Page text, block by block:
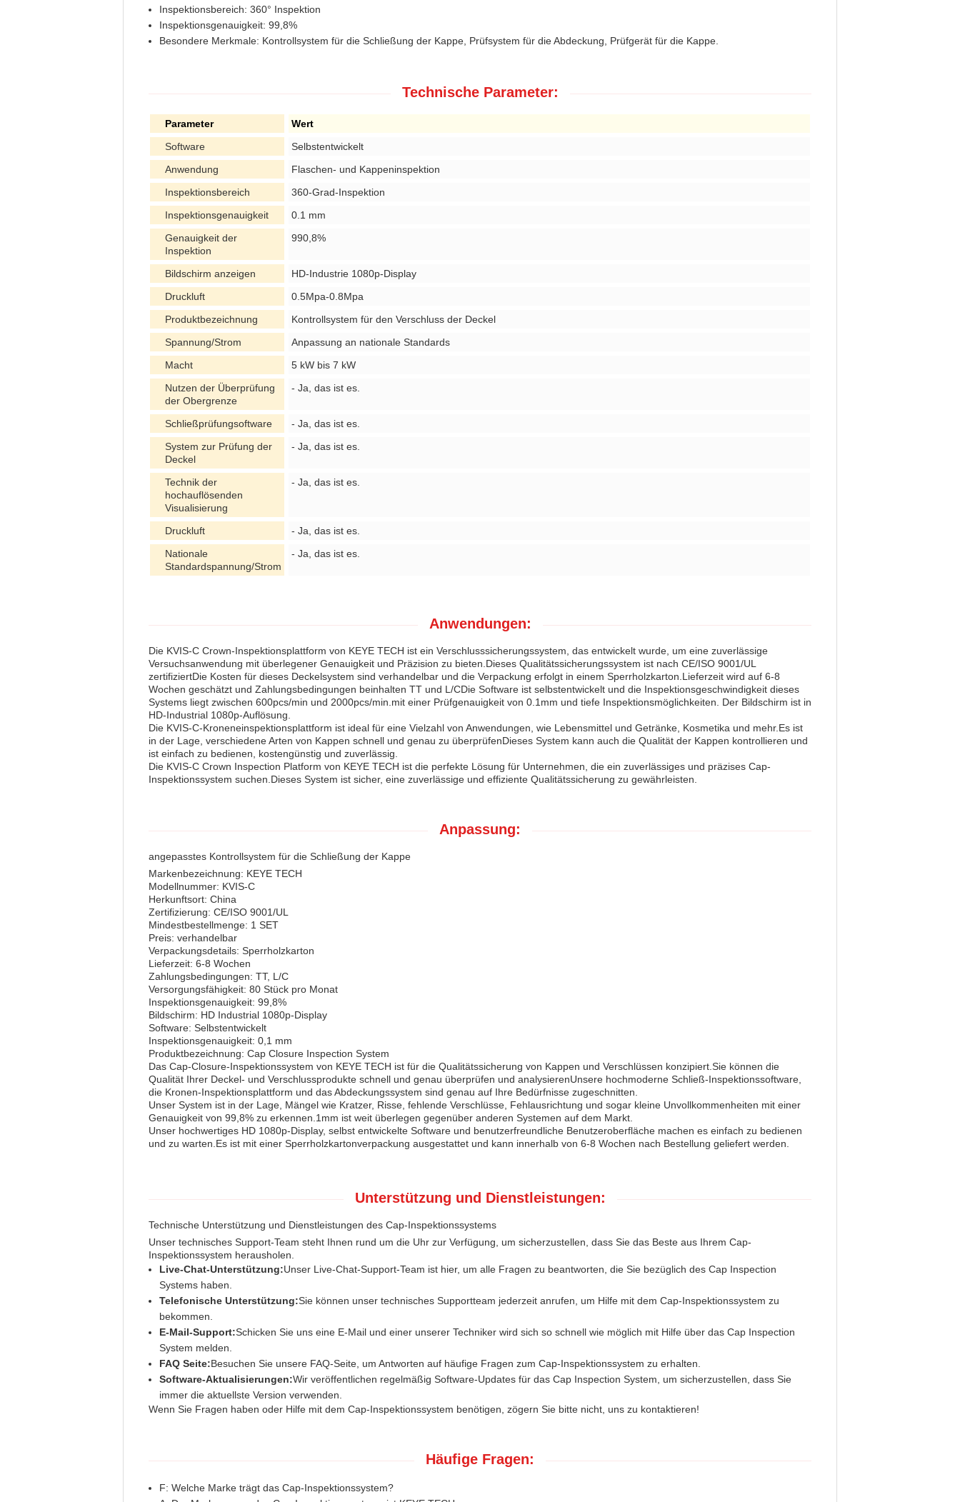
Inspektionsbereich: 360° Inspektion
Inspektionsgenauigkeit: 99,8%
Besondere Merkmale: Kontrollsystem für die Schließung der Kappe, Prüfsystem für die Abdeckung, Prüfgerät für die Kappe.
Technische Parameter:
Parameter
Wert
Software
Selbstentwickelt
Anwendung
Flaschen- und Kappeninspektion
Inspektionsbereich
360-Grad-Inspektion
Inspektionsgenauigkeit
0.1 mm
Genauigkeit der
Inspektion
990,8%
Bildschirm anzeigen
HD-Industrie 1080p-Display
Druckluft
0.5Mpa-0.8Mpa
Produktbezeichnung
Kontrollsystem für den Verschluss der Deckel
Spannung/Strom
Anpassung an nationale Standards
Macht
5 kW bis 7 kW
Nutzen der Überprüfung
der Obergrenze
- Ja, das ist es.
Schließprüfungsoftware
- Ja, das ist es.
System zur Prüfung der
Deckel
- Ja, das ist es.
Technik der
hochauflösenden
Visualisierung
- Ja, das ist es.
Druckluft
- Ja, das ist es.
Nationale
Standardspannung/Strom
- Ja, das ist es.
Anwendungen:
Die KVIS-C Crown-Inspektionsplattform von KEYE TECH ist ein Verschlusssicherungssystem, das entwickelt wurde, um eine zuverlässige
Versuchsanwendung mit überlegener Genauigkeit und Präzision zu bieten.Dieses Qualitätssicherungssystem ist nach CE/ISO 9001/UL
zertifiziertDie Kosten für dieses Deckelsystem sind verhandelbar und die Verpackung erfolgt in einem Sperrholzkarton.Lieferzeit wird auf 6-8
Wochen geschätzt und Zahlungsbedingungen beinhalten TT und L/CDie Software ist selbstentwickelt und die Inspektionsgeschwindigkeit dieses
Systems liegt zwischen 600pcs/min und 2000pcs/min.mit einer Prüfgenauigkeit von 0.1mm und tiefe Inspektionsmöglichkeiten. Der Bildschirm ist in
HD-Industrial 1080p-Auflösung.
Die KVIS-C-Kroneneinspektionsplattform ist ideal für eine Vielzahl von Anwendungen, wie Lebensmittel und Getränke, Kosmetika und mehr.Es ist
in der Lage, verschiedene Arten von Kappen schnell und genau zu überprüfenDieses System kann auch die Qualität der Kappen kontrollieren und
ist einfach zu bedienen, kostengünstig und zuverlässig.
Die KVIS-C Crown Inspection Platform von KEYE TECH ist die perfekte Lösung für Unternehmen, die ein zuverlässiges und präzises Cap-
Inspektionssystem suchen.Dieses System ist sicher, eine zuverlässige und effiziente Qualitätssicherung zu gewährleisten.
Anpassung:
angepasstes Kontrollsystem für die Schließung der Kappe
Markenbezeichnung: KEYE TECH
Modellnummer: KVIS-C
Herkunftsort: China
Zertifizierung: CE/ISO 9001/UL
Mindestbestellmenge: 1 SET
Preis: verhandelbar
Verpackungsdetails: Sperrholzkarton
Lieferzeit: 6-8 Wochen
Zahlungsbedingungen: TT, L/C
Versorgungsfähigkeit: 80 Stück pro Monat
Inspektionsgenauigkeit: 99,8%
Bildschirm: HD Industrial 1080p-Display
Software: Selbstentwickelt
Inspektionsgenauigkeit: 0,1 mm
Produktbezeichnung: Cap Closure Inspection System
Das Cap-Closure-Inspektionssystem von KEYE TECH ist für die Qualitätssicherung von Kappen und Verschlüssen konzipiert.Sie können die
Qualität Ihrer Deckel- und Verschlussprodukte schnell und genau überprüfen und analysierenUnsere hochmoderne Schließ-Inspektionssoftware,
die Kronen-Inspektionsplattform und das Abdeckungssystem sind genau auf Ihre Bedürfnisse zugeschnitten.
Unser System ist in der Lage, Mängel wie Kratzer, Risse, fehlende Verschlüsse, Fehlausrichtung und sogar kleine Unvollkommenheiten mit einer
Genauigkeit von 99,8% zu erkennen.1mm ist weit überlegen gegenüber anderen Systemen auf dem Markt.
Unser hochwertiges HD 1080p-Display, selbst entwickelte Software und benutzerfreundliche Benutzeroberfläche machen es einfach zu bedienen
und zu warten.Es ist mit einer Sperrholzkartonverpackung ausgestattet und kann innerhalb von 6-8 Wochen nach Bestellung geliefert werden.
Unterstützung und Dienstleistungen:
Technische Unterstützung und Dienstleistungen des Cap-Inspektionssystems
Unser technisches Support-Team steht Ihnen rund um die Uhr zur Verfügung, um sicherzustellen, dass Sie das Beste aus Ihrem Cap-
Inspektionssystem herausholen.
Live-Chat-Unterstützung:Unser Live-Chat-Support-Team ist hier, um alle Fragen zu beantworten, die Sie bezüglich des Cap Inspection
Systems haben.
Telefonische Unterstützung:Sie können unser technisches Supportteam jederzeit anrufen, um Hilfe mit dem Cap-Inspektionssystem zu
bekommen.
E-Mail-Support:Schicken Sie uns eine E-Mail und einer unserer Techniker wird sich so schnell wie möglich mit Hilfe über das Cap Inspection
System melden.
FAQ Seite:Besuchen Sie unsere FAQ-Seite, um Antworten auf häufige Fragen zum Cap-Inspektionssystem zu erhalten.
Software-Aktualisierungen:Wir veröffentlichen regelmäßig Software-Updates für das Cap Inspection System, um sicherzustellen, dass Sie
immer die aktuellste Version verwenden.
Wenn Sie Fragen haben oder Hilfe mit dem Cap-Inspektionssystem benötigen, zögern Sie bitte nicht, uns zu kontaktieren!
Häufige Fragen:
F: Welche Marke trägt das Cap-Inspektionssystem?